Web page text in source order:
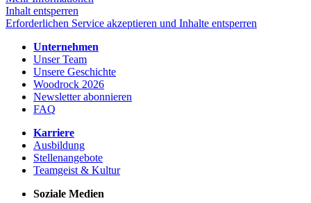
Inhalt entsperren
Erforderlichen Service akzeptieren und Inhalte entsperren
Unternehmen
Unser Team
Unsere Geschichte
Woodrock 2026
Newsletter abonnieren
FAQ
Karriere
Ausbildung
Stellenangebote
Teamgeist & Kultur
Soziale Medien